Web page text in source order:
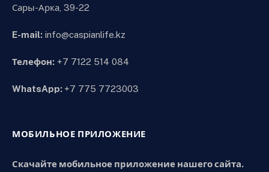
Сары-Арка, 39-22
E-mail: info@caspianlife.kz
Телефон: +7 7122 514 084
WhatsApp: +7 775 7723003
МОБИЛЬНОЕ ПРИЛОЖЕНИЕ
Скачайте мобильное приложение нашего сайта.